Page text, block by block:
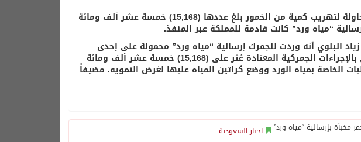
أحبط رجال الجمارك السعودية بمنفذ البطحاء محاولة لتهريب كمية من الخمور بلغ عددها (15,168) خمسة عشر ألف ومائة
“مياه ورد” كانت قادمة للمملكة عبر المنفذ.
البلوي أنه وردت للجمرك إرسالية “مياه ورد” محمولة على إحدى
الشاحنات القادمة، وعند قيام المراقب الجمركي بالإجراءات الجمركية المعتادة عُثر على (15,168) خمسة عشر ألف ومائة
الخاصة بمياه الورد ووضع كراتين المياه عليها لغرض التمويه. مضيفاً
اخبار السعودية